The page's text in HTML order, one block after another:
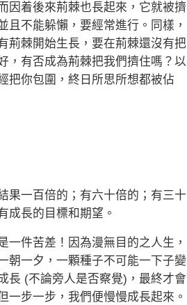
着後來荊棘也長起來，它就被擠
不能躲懶，要經常進行。同樣，
荊棘開始生長，要在荊棘還沒有把
，有否成為荊棘把我們擠住嗎？以
把你包圍，終日所思所想都被佔
一百倍的；有六十倍的；有三十
成長的目標和期望。
件苦差！因為漫無目的之人生，
朝一夕，一顆種子不可能一下子變
長 (不論旁人是否察覺)，最終才會
步一步，我們便慢慢成長起來。